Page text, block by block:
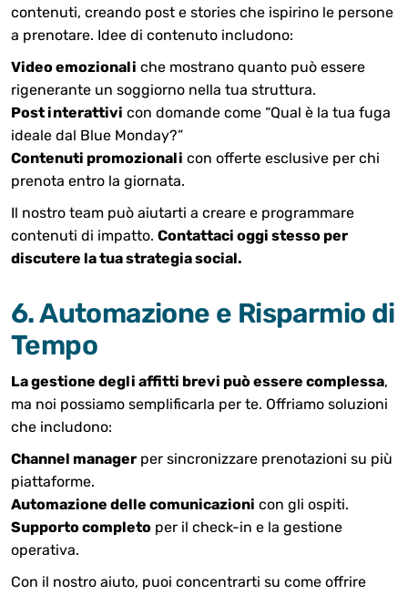
contenuti, creando post e stories che ispirino le persone
a prenotare. Idee di contenuto includono:
Video emozionali che mostrano quanto può essere
rigenerante un soggiorno nella tua struttura.
Post interattivi con domande come “Qual è la tua fuga
ideale dal Blue Monday?”
Contenuti promozionali con offerte esclusive per chi
prenota entro la giornata.
Il nostro team può aiutarti a creare e programmare
contenuti di impatto. Contattaci oggi stesso per
discutere la tua strategia social.
6. Automazione e Risparmio di
Tempo
La gestione degli affitti brevi può essere complessa,
ma noi possiamo semplificarla per te. Offriamo soluzioni
che includono:
Channel manager per sincronizzare prenotazioni su più
piattaforme.
Automazione delle comunicazioni con gli ospiti.
Supporto completo per il check-in e la gestione
operativa.
Con il nostro aiuto, puoi concentrarti su come offrire